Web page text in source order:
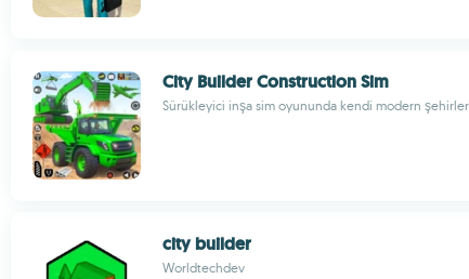
City Builder Construction Sim
Sürükleyici inşa sim oyununda kendi modern
city builder
Worldtechdev